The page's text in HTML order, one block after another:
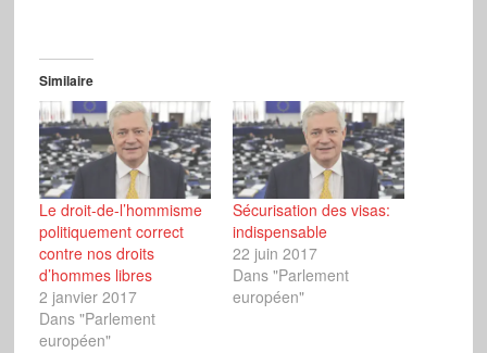
Similaire
Le droit-de-l’hommisme
politiquement correct
contre nos droits
d’hommes libres
2 janvier 2017
Dans "Parlement
européen"
Sécurisation des visas:
indispensable
22 juin 2017
Dans "Parlement
européen"